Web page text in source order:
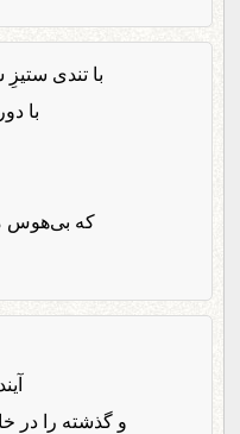
با تندی
با
که بی‌هوس
خواهد
و گذشته را در